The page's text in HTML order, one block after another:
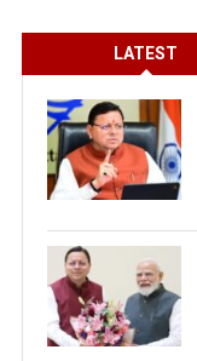
LATEST